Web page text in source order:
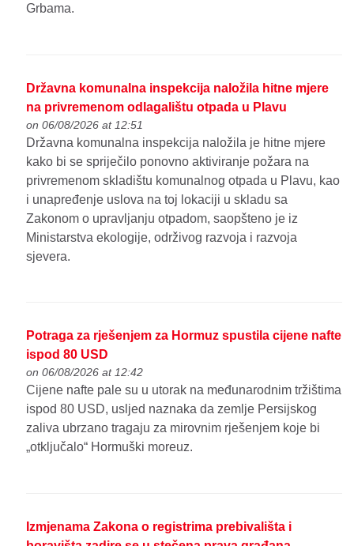
Grbama.
Državna komunalna inspekcija naložila hitne mjere
na privremenom odlagalištu otpada u Plavu
on 06/08/2026 at 12:51
Državna komunalna inspekcija naložila je hitne mjere
kako bi se spriječilo ponovno aktiviranje požara na
privremenom skladištu komunalnog otpada u Plavu, kao
i unapređenje uslova na toj lokaciji u skladu sa
Zakonom o upravljanju otpadom, saopšteno je iz
Ministarstva ekologije, održivog razvoja i razvoja
sjevera.
Potraga za rješenjem za Hormuz spustila cijene nafte
ispod 80 USD
on 06/08/2026 at 12:42
Cijene nafte pale su u utorak na međunarodnim tržištima
ispod 80 USD, usljed naznaka da zemlje Persijskog
zaliva ubrzano tragaju za mirovnim rješenjem koje bi
„otključalo“ Hormuški moreuz.
Izmjenama Zakona o registrima prebivališta i